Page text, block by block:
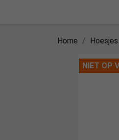
Home
NIET OP